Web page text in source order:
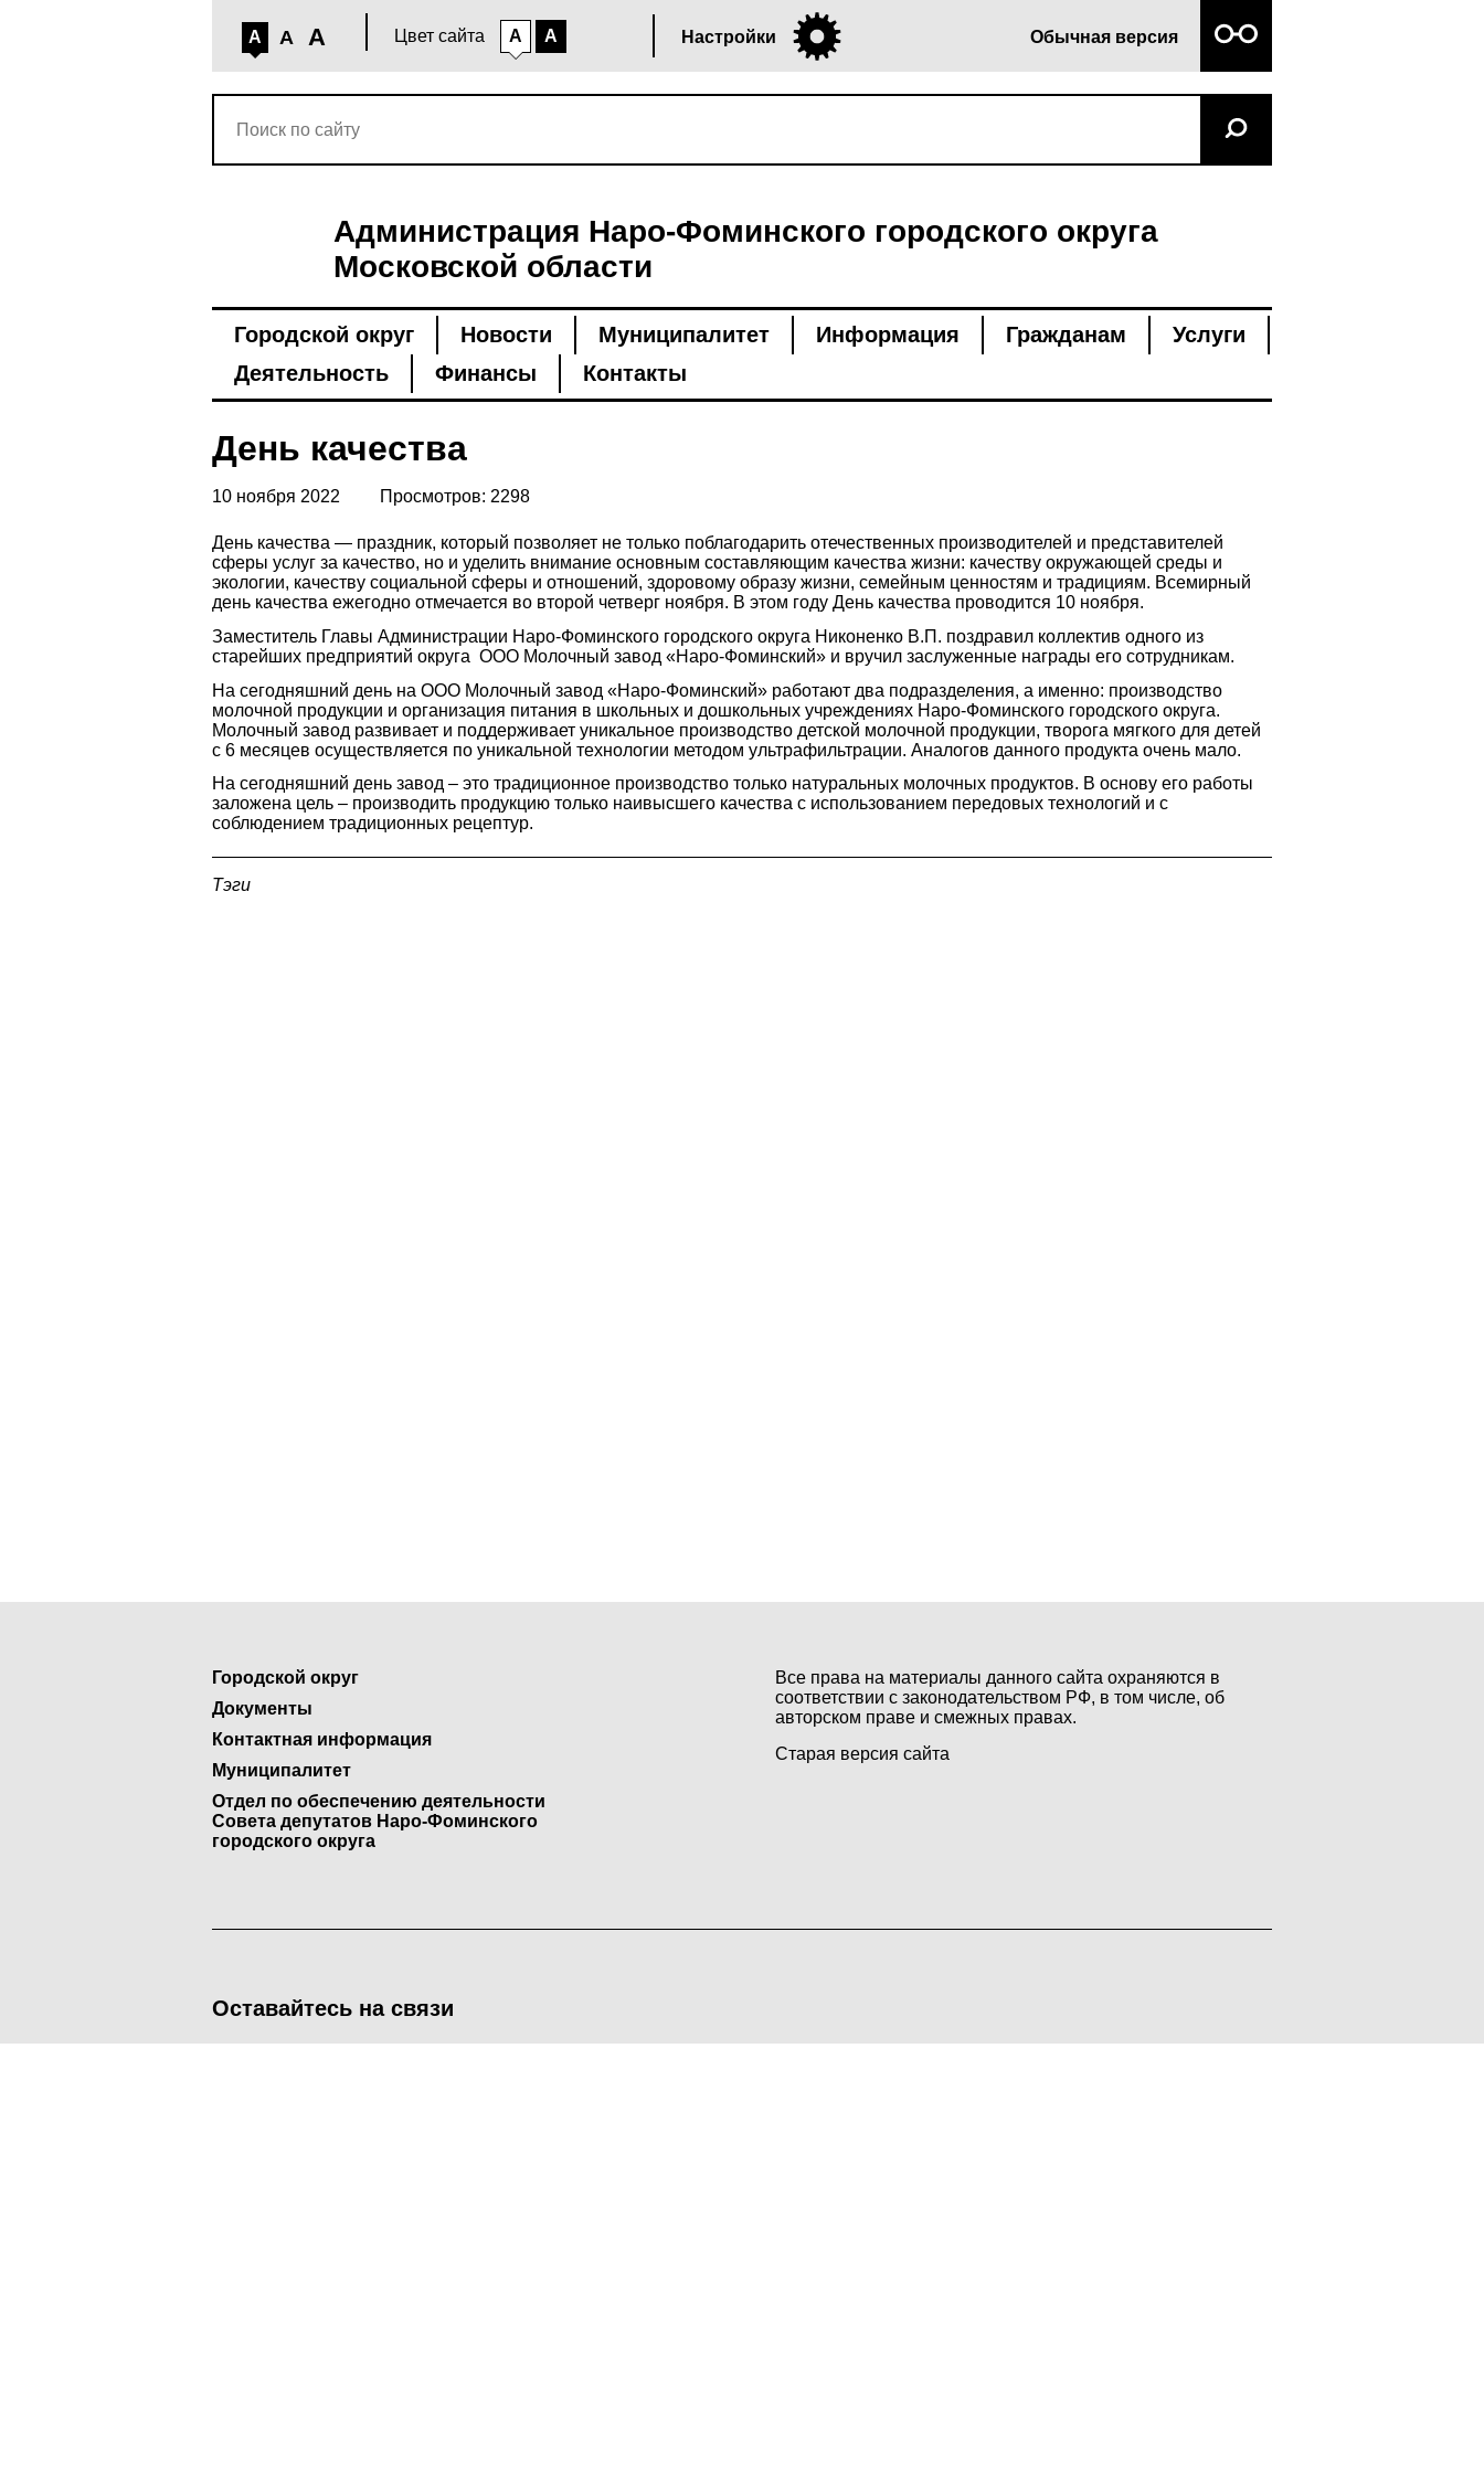
A A A Цвет сайта A A Настройки Обычная версия
Администрация Наро-Фоминского городского округа
Московской области
Городской округ Новости Муниципалитет Информация Гражданам
Услуги
Деятельность
Финансы Контакты
День качества
10 ноября 2022 Просмотров: 2298
День качества — праздник, который позволяет не только поблагодарить отечественных производителей и представителей
сферы услуг за качество, но и уделить внимание основным составляющим качества жизни: качеству окружающей среды и
экологии, качеству социальной сферы и отношений, здоровому образу жизни, семейным ценностям и традициям. Всемирный
день качества ежегодно отмечается во второй четверг ноября. В этом году День качества проводится 10 ноября.
Заместитель Главы Администрации Наро-Фоминского городского округа Никоненко В.П. поздравил коллектив одного из
старейших предприятий округа ООО Молочный завод «Наро-Фоминский» и вручил заслуженные награды его сотрудникам.
На сегодняшний день на ООО Молочный завод «Наро-Фоминский» работают два подразделения, а именно: производство
молочной продукции и организация питания в школьных и дошкольных учреждениях Наро-Фоминского городского округа.
Молочный завод развивает и поддерживает уникальное производство детской молочной продукции, творога мягкого для детей
с 6 месяцев осуществляется по уникальной технологии методом ультрафильтрации. Аналогов данного продукта очень мало.
На сегодняшний день завод – это традиционное производство только натуральных молочных продуктов. В основу его работы
заложена цель – производить продукцию только наивысшего качества с использованием передовых технологий и с
соблюдением традиционных рецептур.
Тэги
Городской округ
Документы
Контактная информация
Муниципалитет
Отдел по обеспечению деятельности
Совета депутатов Наро-Фоминского
городского округа
Все права на материалы данного сайта охраняются в
соответствии с законодательством РФ, в том числе, об
авторском праве и смежных правах.
Старая версия сайта
Оставайтесь на связи